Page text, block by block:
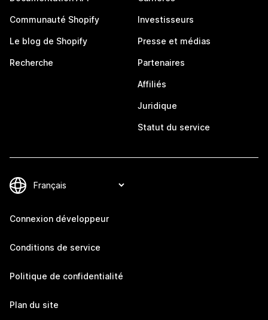
Communauté Shopify
Le blog de Shopify
Recherche
Investisseurs
Presse et médias
Partenaires
Affiliés
Juridique
Statut du service
Connexion développeur
Conditions de service
Politique de confidentialité
Plan du site